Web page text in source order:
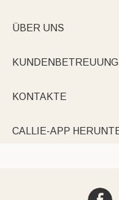
ÜBER UNS
KUNDENBETREUUNG
KONTAKTE
CALLIE-APP